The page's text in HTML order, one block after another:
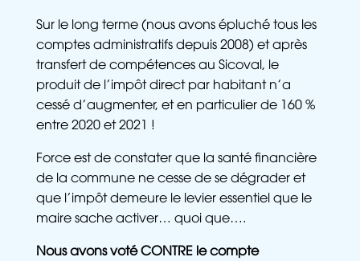
Sur le long terme (nous avons épluché tous les
comptes administratifs depuis 2008) et après
transfert de compétences au Sicoval, le
produit de l’impôt direct par habitant n’a
cessé d’augmenter, et en particulier de 160 %
entre 2020 et 2021 !
Force est de constater que la santé financière
de la commune ne cesse de se dégrader et
que l’impôt demeure le levier essentiel que le
maire sache activer… quoi que….
Nous avons voté CONTRE le compte